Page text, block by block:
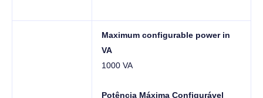
Maximum configurable power in
VA
1000 VA
Potência Máxima Configurável